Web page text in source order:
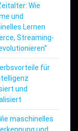
Wie
und
Lernen
Streaming-
für
und
maschinelles